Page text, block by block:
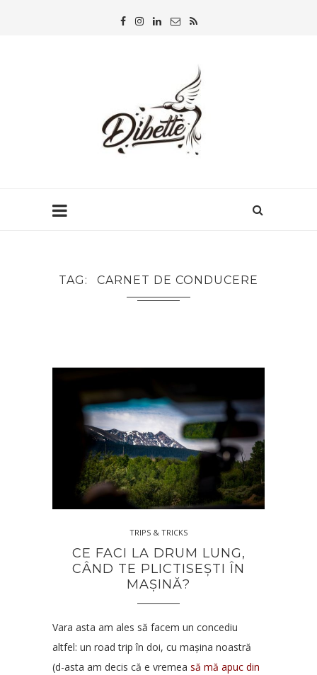
TAG CARNET DE CONDUCERE
TRIPS & TRICKS
CE FACI LA DRUM LUNG,
CÂND TE PLICTISEȘTI ÎN
MAȘINĂ?
Vara asta am ales să facem un concediu
altfel: un road trip în doi, cu mașina noastră
(d-asta am decis că e vremea să mă apuc din